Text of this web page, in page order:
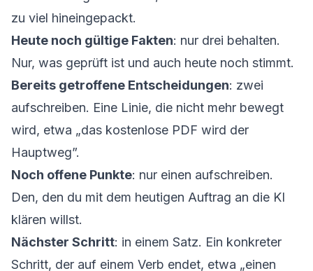
zu viel hineingepackt.
Heute noch gültige Fakten: nur drei behalten.
Nur, was geprüft ist und auch heute noch stimmt.
Bereits getroffene Entscheidungen: zwei
aufschreiben. Eine Linie, die nicht mehr bewegt
wird, etwa „das kostenlose PDF wird der
Hauptweg”.
Noch offene Punkte: nur einen aufschreiben.
Den, den du mit dem heutigen Auftrag an die KI
klären willst.
Nächster Schritt: in einem Satz. Ein konkreter
Schritt, der auf einem Verb endet, etwa „einen